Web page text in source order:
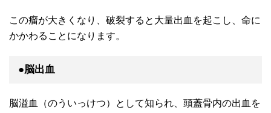
この瘤が大きくなり、破裂すると大量出血を起こし、命に
かかわることになります。
●脳出血
脳溢血（のういっけつ）として知られ、頭蓋骨内の出血を